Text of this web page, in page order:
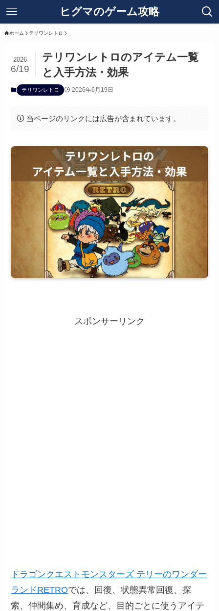
ヒグマのゲーム攻略
ホーム テリワンレトロ
テリワンレトロのアイテム一覧
と入手方法・効果
2026
6/19
テリワンレトロ 2026年6月19日
当ページのリンクには広告が含まれています。
スポンサーリンク
ドラゴンクエストモンスターズ テリーのワンダー
ランドRETROでは、回復、状態異常回復、探
索、仲間集め、育成など、目的ごとに使うアイテ